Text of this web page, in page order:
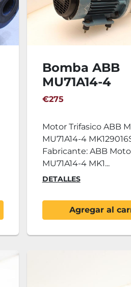
Bomba ABB
MU71A14-4
€275
Motor Trifasico ABB
MU71A14-4
Fabricante: ABB
MU71A14-4 MK1...
DETALLES
Agregar al